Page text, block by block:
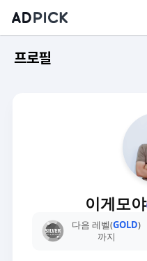
프로필
이게모야
다음 레벨(GOLD)
까지